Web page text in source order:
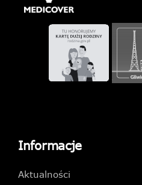
Informacje
Aktualności